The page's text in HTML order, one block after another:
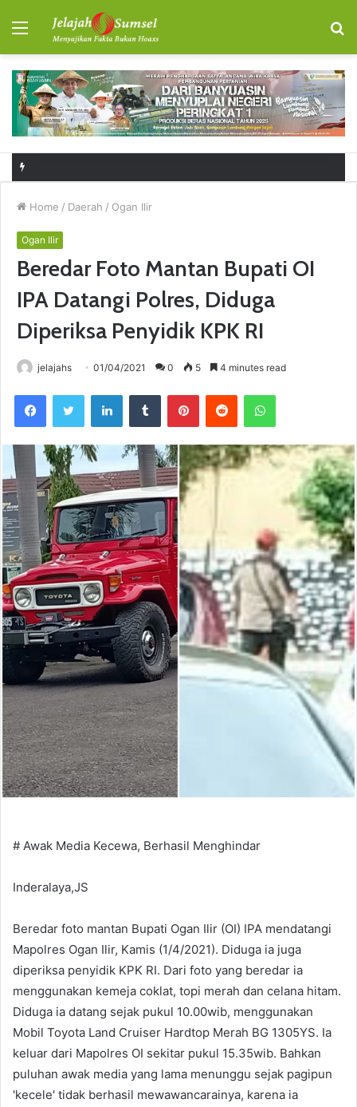
Menu
Home / Daerah / Ogan Ilir
Ogan Ilir
Beredar Foto Mantan Bupati OI
IPA Datangi Polres, Diduga
Diperiksa Penyidik KPK RI
jelajahs 01/04/2021 0 5 4 minutes read
# Awak Media Kecewa, Berhasil Menghindar
Inderalaya,JS
Beredar foto mantan Bupati Ogan Ilir (OI) IPA mendatangi
Mapolres Ogan Ilir, Kamis (1/4/2021). Diduga ia juga
diperiksa penyidik KPK RI. Dari foto yang beredar ia
menggunakan kemeja coklat, topi merah dan celana hitam.
Diduga ia datang sejak pukul 10.00wib, menggunakan
Mobil Toyota Land Cruiser Hardtop Merah BG 1305YS. Ia
keluar dari Mapolres OI sekitar pukul 15.35wib. Bahkan
puluhan awak media yang lama menunggu sejak pagipun
'kecele' tidak berhasil mewawancarainya, karena ia